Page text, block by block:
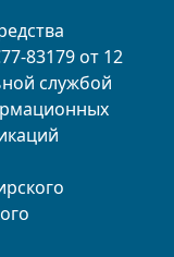
83179 от 12
службой